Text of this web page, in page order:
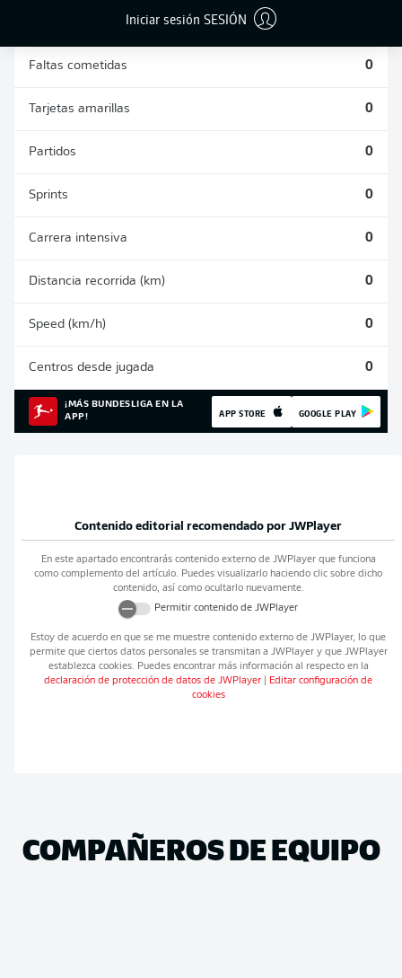
Iniciar sesión SESIÓN
Faltas cometidas 0
Tarjetas amarillas 0
Partidos 0
Sprints 0
Carrera intensiva 0
Distancia recorrida (km) 0
Speed (km/h) 0
Centros desde jugada 0
¡MÁS BUNDESLIGA EN LA
APP!
APP STORE GOOGLE PLAY
Contenido editorial recomendado por JWPlayer
En este apartado encontrarás contenido externo de JWPlayerque funciona
como complemento del artículo. Puedes visualizarlo haciendo clic sobre dicho
contenido, así como ocultarlo nuevamente.
Permitir contenido de JWPlayer
Estoy de acuerdo en que se me muestre contenido externo de JWPlayer, lo que
permite que ciertos datos personales se transmitan a JWPlayery que JWPlayer
establezca cookies. Puedes encontrar más información al respecto en la
declaración de protección de datos de JWPlayer
Editar configuración de
cookies
COMPAÑEROS DE EQUIPO